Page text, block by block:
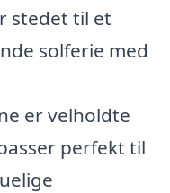
stedet til et
solferie med
er velholdte
perfekt til